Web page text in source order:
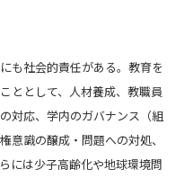
も社会的責任がある。教育を
ととして、人材養成、教職員
対応、学内のガバナンス（組
意識の醸成・問題への対処、
には少子高齢化や地球環境問